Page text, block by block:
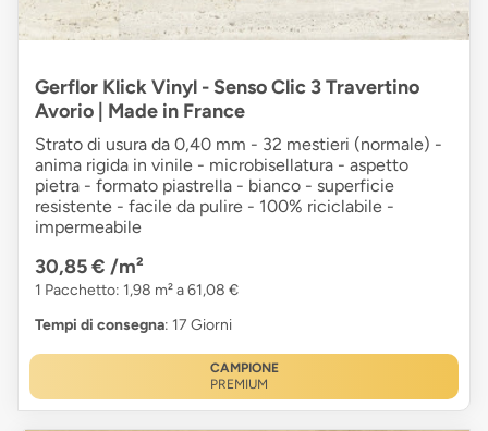
Gerflor Klick Vinyl - Senso Clic 3 Travertino
Avorio | Made in France
Strato di usura da 0,40 mm - 32 mestieri (normale) -
anima rigida in vinile - microbisellatura - aspetto
pietra - formato piastrella - bianco - superficie
resistente - facile da pulire - 100% riciclabile -
impermeabile
30,85 € /m²
1 Pacchetto: 1,98 m² a 61,08 €
Tempi di consegna: 17 Giorni
CAMPIONE
PREMIUM